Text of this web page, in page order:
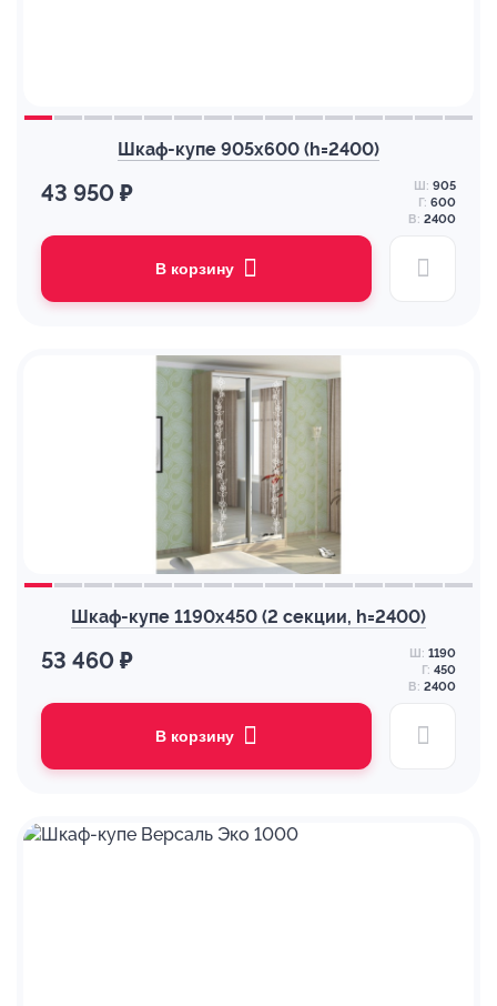
Шкаф-купе 905х600 (h=2400)
43 950 ₽ Ш: 905
Г: 600
В: 2400
В корзину
Шкаф-купе 1190х450 (2 секции, h=2400)
53 460 ₽ Ш: 1190
Г: 450
В: 2400
В корзину